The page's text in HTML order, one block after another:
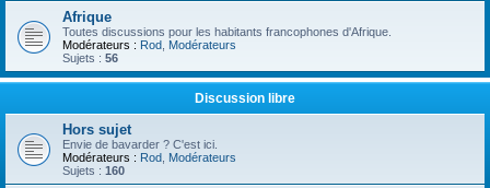
Afrique
Toutes discussions pour les habitants francophones d'Afrique.
Modérateurs : Rod Modérateurs
Sujets : 56
Discussion libre
Hors sujet
Envie de bavarder ? C'est ici.
Modérateurs : Rod Modérateurs
Sujets : 160